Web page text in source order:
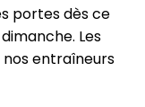
portes dès ce
Les
entraîneurs